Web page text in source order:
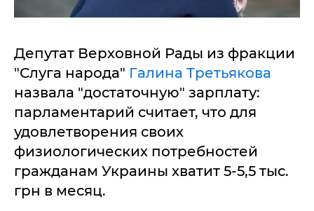
Депутат Верховной Рады из фракции
"Слуга народа" Галина Третьякова
назвала "достаточную" зарплату:
парламентарий считает, что для
удовлетворения своих
физиологических потребностей
гражданам Украины хватит 5-5,5 тыс.
грн в месяц.